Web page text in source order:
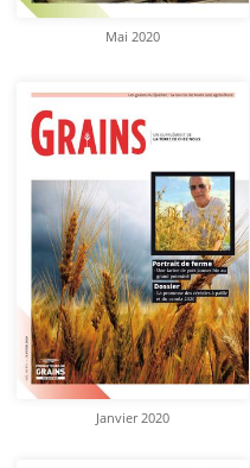
Mai 2020
Janvier 2020